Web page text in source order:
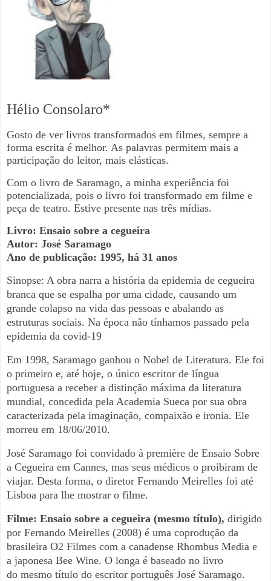
Hélio Consolaro*
Gosto de ver livros transformados em filmes, sempre a
forma escrita é melhor. As palavras permitem mais a
participação do leitor, mais elásticas.
Com o livro de Saramago, a minha experiência foi
potencializada, pois o livro foi transformado em filme e
peça de teatro. Estive presente nas três mídias.
Livro: Ensaio sobre a cegueira
Autor: José Saramago
Ano de publicação: 1995, há 31 anos
Sinopse: A obra narra a história da epidemia de cegueira
branca que se espalha por uma cidade, causando um
grande colapso na vida das pessoas e abalando as
estruturas sociais. Na época não tínhamos passado pela
epidemia da covid-19
Em 1998, Saramago ganhou o Nobel de Literatura. Ele foi
o primeiro e, até hoje, o único escritor de língua
portuguesa a receber a distinção máxima da literatura
mundial, concedida pela Academia Sueca por sua obra
caracterizada pela imaginação, compaixão e ironia. Ele
morreu em 18/06/2010.
José Saramago foi convidado à première de Ensaio Sobre
a Cegueira em Cannes, mas seus médicos o proibiram de
viajar. Desta forma, o diretor Fernando Meirelles foi até
Lisboa para lhe mostrar o filme.
Filme: Ensaio sobre a cegueira (mesmo título), dirigido
por Fernando Meirelles (2008) é uma coprodução da
brasileira O2 Filmes com a canadense Rhombus Media e
a japonesa Bee Wine. O longa é baseado no livro
do mesmo título do escritor português José Saramago.